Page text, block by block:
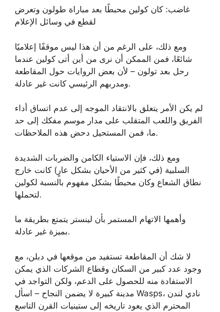
غاضب: كان كولين محبطًا بعد مباراة طولون وتعرض
لقطع في وسائل الإعلام
ومع ذلك، على الرغم من أن هذا ليس موقفًا إعلاميًا
شائعًا، فمن الممكن أن نرى من أين أتى كولين عندما
رحل بعد تولون – لأن بعض الروايات حول المقاطعة
ومدربهم الرئيسي كانت غير عادلة.
لم يكن الأمر يتعلق بالانتقاد الموجه إلى عدم اتساق أداء
الفريق واللعب المتقلب على مدار موسم مفكك إلى حد
ما، فمن المستحيل دحض هذه الملاحظات.
ومع ذلك، فإن الاستياء الكامن والضربات الشديدة
السلبية (في كثير من الأحيان بشكل عارٍ) كانت خارج
نطاق الشعاع وكان محبطًا بشكل مفهوم بالنسبة لكولين
لتحملها.
وأهمها الاتهام المستمر بأن لينستر يتمتع بطريقة ما
بميزة غير عادلة.
لا شك أن المقاطعة تستفيد من موقعها في دبلن، مع
وجود عدد كبير من السكان وقطاع الشركات الذي يمكن
الاستفادة منه للحصول على الدعم، ولكن التواجد في
مدينة كبيرة لا يضمن النجاح – اسأل Wasps، نادي لندن
المحترم الذي يعود تاريخه إلى ستينيات القرن التاسع